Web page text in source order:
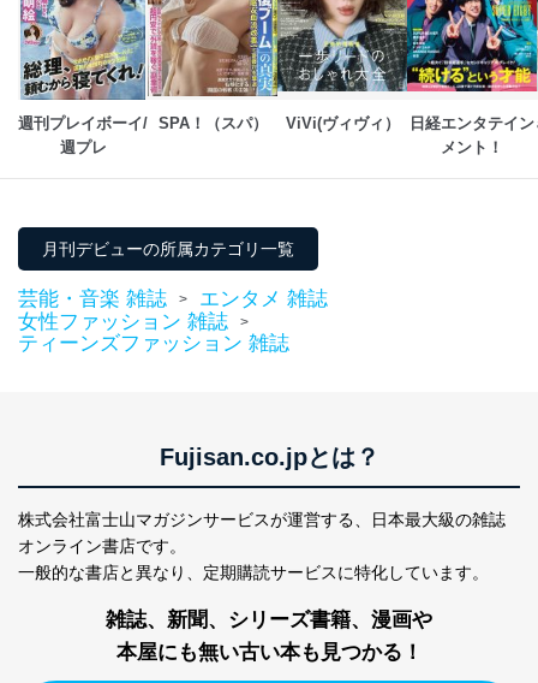
週刊プレイボーイ/
週プレ
SPA！（スパ） ViVi(ヴィヴィ）
日経エンタテイン
メント！
月刊デビューの所属カテゴリ一覧
芸能・音楽 雑誌 >
エンタメ 雑誌
女性ファッション 雑誌
>
ティーンズファッション 雑誌
Fujisan.co.jpとは？
株式会社富士山マガジンサービスが運営する、
日本最大級の雑誌
オンライン書店です。
一般的な書店と異なり、 定期購読サービスに特化しています。
雑誌、新聞、シリーズ書籍、漫画や
本屋にも無い古い本も見つかる！